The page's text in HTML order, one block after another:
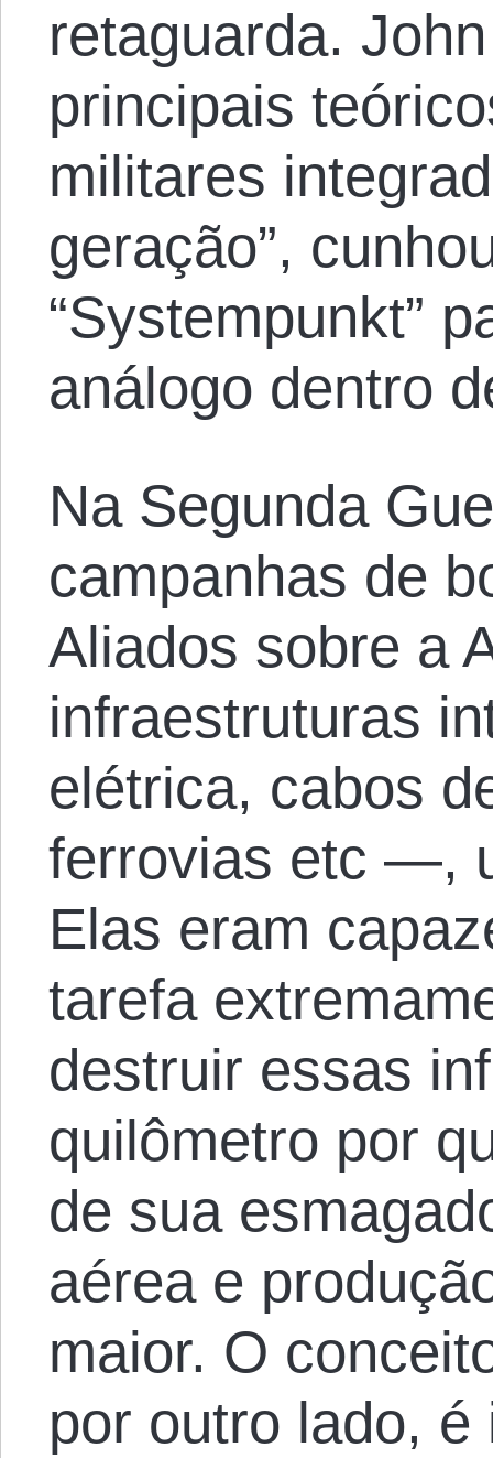
retaguarda.
principais
militares
geração”,
“Systempunkt”
análogo dentro
Na Segunda
campanhas de
Aliados sobre a
infraestruturas
elétrica, cabos
ferrovias etc —,
Elas eram
tarefa
destruir essas
quilômetro por
de sua
aérea e
maior. O
por outro lado,